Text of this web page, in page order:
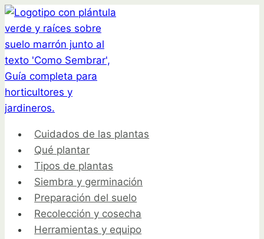
Saltar
al
contenido
Cuidados de las plantas
Qué plantar
Tipos de plantas
Siembra y germinación
Preparación del suelo
Recolección y cosecha
Herramientas y equipo